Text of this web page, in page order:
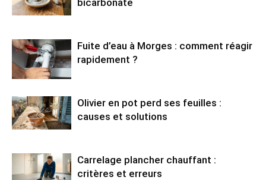
Fuite d’eau à Morges : comment réagir
rapidement ?
Olivier en pot perd ses feuilles :
causes et solutions
Carrelage plancher chauffant :
critères et erreurs